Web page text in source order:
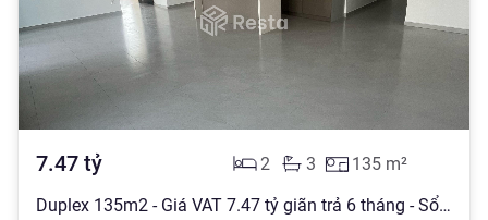
7.47 tỷ 135 m²
3
2
Duplex 135m2 - Giá VAT 7.47 tỷ giãn trả 6 tháng - Sổ hồng 2PN3WC MT Q9